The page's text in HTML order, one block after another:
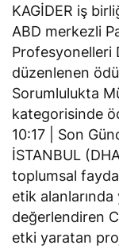
KAGİDER iş
ABD merkezli
Profesyonelleri
düzenlenen
Sorumlulukta
kategorisinde
10:17 | Son
İSTANBUL
toplumsal
etik alanlarında
değerlendiren
etki yaratan